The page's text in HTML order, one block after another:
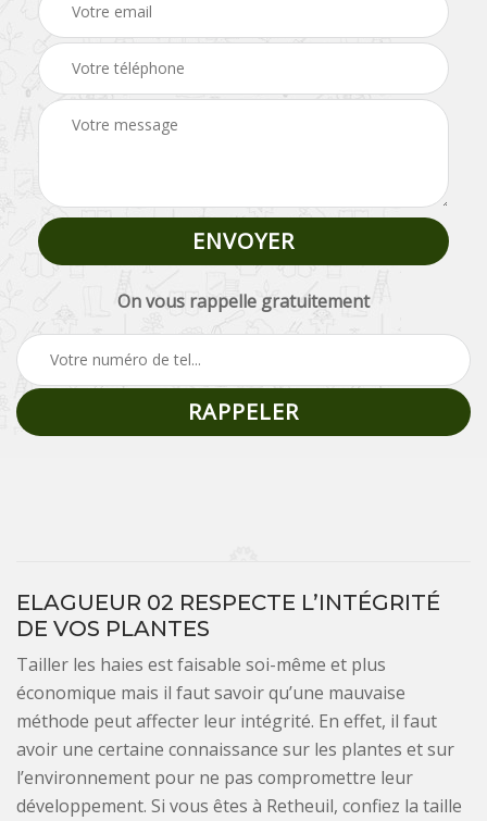
On vous rappelle gratuitement
ELAGUEUR 02 RESPECTE L’INTÉGRITÉ
DE VOS PLANTES
Tailler les haies est faisable soi-même et plus
économique mais il faut savoir qu’une mauvaise
méthode peut affecter leur intégrité. En effet, il faut
avoir une certaine connaissance sur les plantes et sur
l’environnement pour ne pas compromettre leur
développement. Si vous êtes à Retheuil, confiez la taille